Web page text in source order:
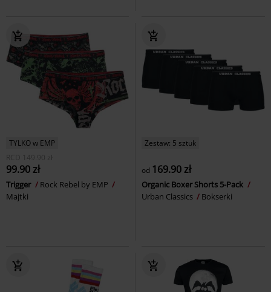
TYLKO w EMP
RCD 149.90 zł
99.90 zł
Trigger
Rock Rebel by EMP
Majtki
Zestaw: 5 sztuk
od 169.90 zł
Organic Boxer Shorts 5-Pack
Urban Classics
Bokserki